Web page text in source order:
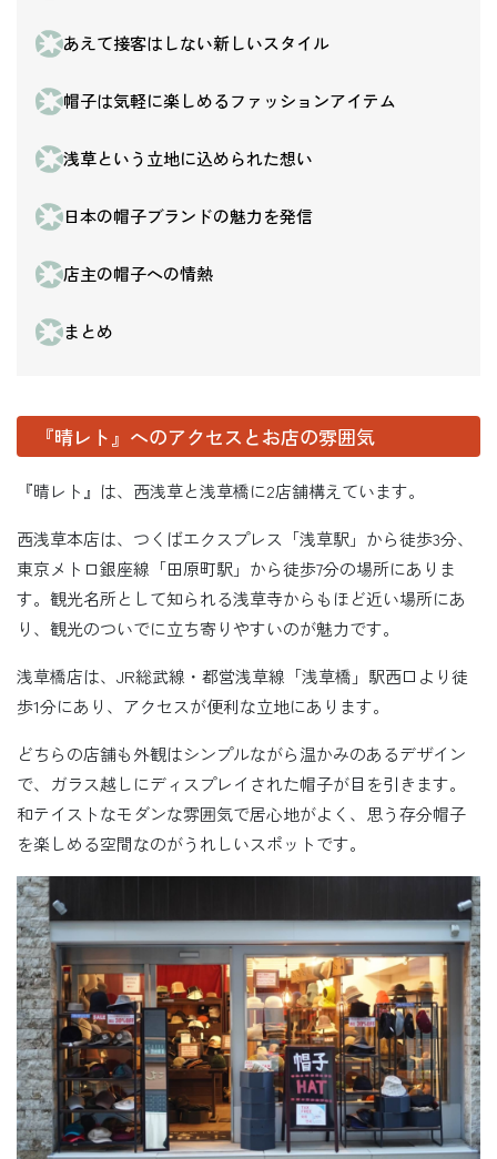
あえて接客はしない新しいスタイル
帽子は気軽に楽しめるファッションアイテム
浅草という立地に込められた想い
日本の帽子ブランドの魅力を発信
店主の帽子への情熱
まとめ
『晴レト』へのアクセスとお店の雰囲気
『晴レト』は、西浅草と浅草橋に2店舗構えています。
西浅草本店は、つくばエクスプレス「浅草駅」から徒歩3分、
東京メトロ銀座線「田原町駅」から徒歩7分の場所にありま
す。観光名所として知られる浅草寺からもほど近い場所にあ
り、観光のついでに立ち寄りやすいのが魅力です。
浅草橋店は、JR総武線・都営浅草線「浅草橋」駅西口より徒
歩1分にあり、アクセスが便利な立地にあります。
どちらの店舗も外観はシンプルながら温かみのあるデザイン
で、ガラス越しにディスプレイされた帽子が目を引きます。
和テイストなモダンな雰囲気で居心地がよく、思う存分帽子
を楽しめる空間なのがうれしいスポットです。